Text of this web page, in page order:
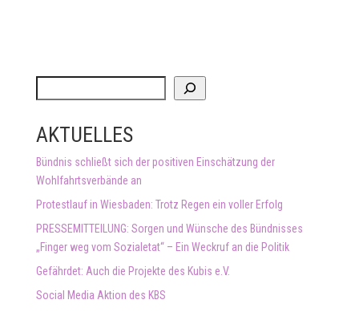
u
h
e
n
AKTUELLES
Bündnis schließt sich der positiven Einschätzung der
Wohlfahrtsverbände an
Protestlauf in Wiesbaden: Trotz Regen ein voller Erfolg
PRESSEMITTEILUNG: Sorgen und Wünsche des Bündnisses
„Finger weg vom Sozialetat“ – Ein Weckruf an die Politik
Gefährdet: Auch die Projekte des Kubis e.V.
Social Media Aktion des KBS